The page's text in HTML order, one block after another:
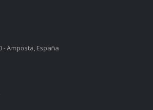
- Amposta, España